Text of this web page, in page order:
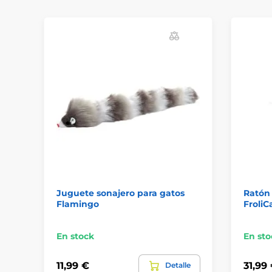
Juguete sonajero para gatos
Flamingo
En stock
11,99 € Detalle
En
31,99